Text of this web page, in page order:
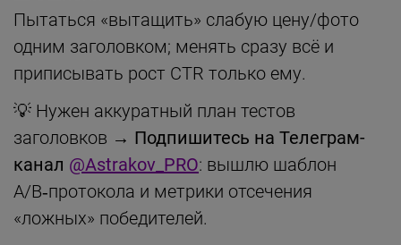
Пытаться «вытащить» слабую цену/фото
одним заголовком; менять сразу всё и
приписывать рост CTR только ему.
💡 Нужен аккуратный план тестов
заголовков → Подпишитесь на Телеграм-
канал @Astrakov_PRO: вышлю шаблон
A/B‑протокола и метрики отсечения
«ложных» победителей.